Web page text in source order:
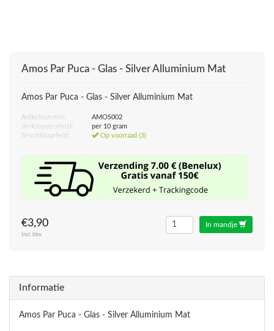
Amos Par Puca - Glas - Silver Alluminium Mat
Amos Par Puca - Glas - Silver Alluminium Mat
Artikelnummer:
AMOS002
Verkoopseenheid:
per 10 gram
Beschikbaarheid:
Op voorraad (3)
€3,90
Incl. btw
In mandje
Informatie
Amos Par Puca - Glas - Silver Alluminium Mat